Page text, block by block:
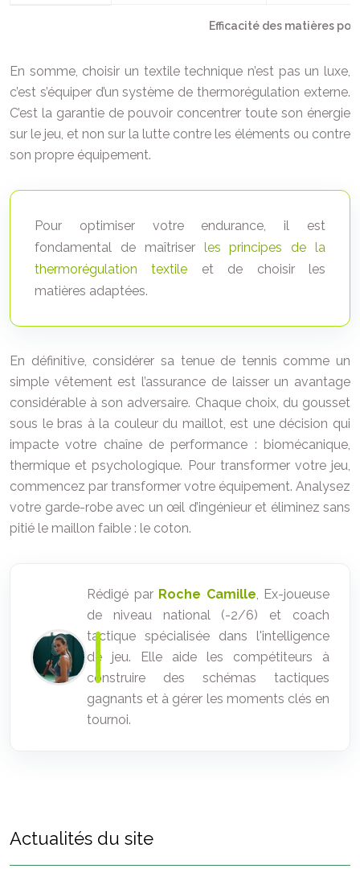
Efficacité des matières
En somme, choisir un textile technique n’est pas un luxe,
c’est s’équiper d’un système de thermorégulation externe.
C’est la garantie de pouvoir concentrer toute son énergie
sur le jeu, et non sur la lutte contre les éléments ou contre
son propre équipement.
Pour optimiser votre endurance, il est
fondamental de maîtriser les principes de la
thermorégulation textile et de choisir les
matières adaptées.
En définitive, considérer sa tenue de tennis comme un
simple vêtement est l’assurance de laisser un avantage
considérable à son adversaire. Chaque choix, du gousset
sous le bras à la couleur du maillot, est une décision qui
impacte votre chaîne de performance : biomécanique,
thermique et psychologique. Pour transformer votre jeu,
commencez par transformer votre équipement. Analysez
votre garde-robe avec un œil d’ingénieur et éliminez sans
pitié le maillon faible : le coton.
Rédigé par Roche Camille, Ex-joueuse
de niveau national (-2/6) et coach
tactique spécialisée dans l'intelligence
de jeu. Elle aide les compétiteurs à
construire des schémas tactiques
gagnants et à gérer les moments clés en
tournoi.
Actualités du site